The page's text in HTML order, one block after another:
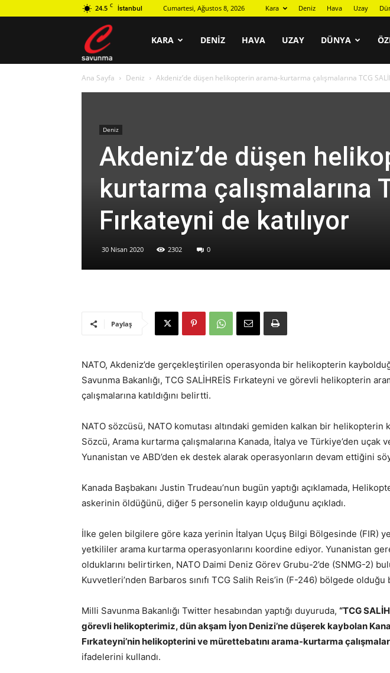
24.5 C İstanbul Cumartesi, Ağustos 8, 2026 Kara Deniz Hava Uzay
KARA DENIZ HAVA UZAY DÜNYA
Ana Sayfa Deniz Akdeniz’de düşen helikopterin arama-kurtarma çalışmalarına TCG
Deniz
Akdeniz’de düşen
kurtarma çalışmalarına
Fırkateyni de katılıyor
30 Nisan 2020 2302 0
Paylaş
NATO, Akdeniz’de gerçekleştirilen operasyonda bir helikopterin
Savunma Bakanlığı, TCG SALİHREİS Fırkateyni ve görevli helikopterin
çalışmalarına katıldığını belirtti.
NATO sözcüsü, NATO komutası altındaki gemiden kalkan bir helikopterin
Sözcü, Arama kurtarma çalışmalarına Kanada, İtalya ve Türkiye’den uçak
Yunanistan ve ABD’den ek destek alarak operasyonların devam ettiğini
Kanada Başbakanı Justin Trudeau’nun bugün yaptığı açıklamada,
askerinin öldüğünü, diğer 5 personelin kayıp olduğunu açıkladı.
İlke gelen bilgilere göre kaza yerinin İtalyan Uçuş Bilgi Bölgesinde (FIR)
yetkililer arama kurtarma operasyonlarını koordine ediyor. Yunanistan
olduklarını belirtirken, NATO Daimi Deniz Görev Grubu-2’de (SNMG-2)
Kuvvetleri’nden Barbaros sınıfı TCG Salih Reis’in (F-246) bölgede
Milli Savunma Bakanlığı Twitter hesabından yaptığı duyuruda, “TCG
görevli helikopterimiz, dün akşam İyon Denizi’ne düşerek kaybolan
Fırkateyni’nin helikopterini ve mürettebatını arama-kurtarma
ifadelerini kullandı.